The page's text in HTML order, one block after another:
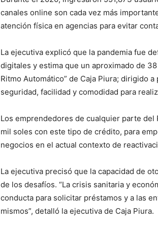
canales online son cada vez más
atención física en agencias para evitar
La ejecutiva explicó que la pandemia fue
digitales y estima que un aproximado de
Ritmo Automático” de Caja Piura; dirigido
seguridad, facilidad y comodidad para
Los emprendedores de cualquier parte
mil soles con este tipo de crédito, para
negocios en el actual contexto de
La ejecutiva precisó que la capacidad de
de los desafíos. “La crisis sanitaria y
conducta para solicitar préstamos y a las
mismos”, detalló la ejecutiva de Caja Piura.